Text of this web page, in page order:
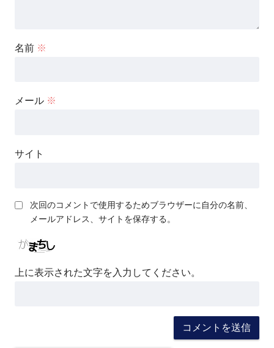
名前 ※
メール ※
サイト
次回のコメントで使用するためブラウザーに自分の名前、
メールアドレス、サイトを保存する。
上に表示された文字を入力してください。